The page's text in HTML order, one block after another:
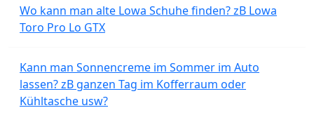
Wo kann man alte Lowa Schuhe finden? zB Lowa
Toro Pro Lo GTX
Kann man Sonnencreme im Sommer im Auto
lassen? zB ganzen Tag im Kofferraum oder
Kühltasche usw?